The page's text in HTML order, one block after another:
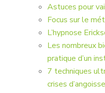
Astuces pour
Focus sur le
L’hypnose
Les nombreux
pratique d’un
7 techniques
crises